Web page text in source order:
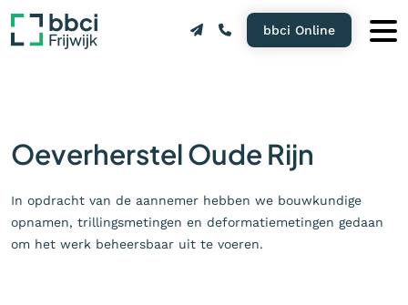
bbci Online
Oeverherstel Oude Rijn
In opdracht van de aannemer hebben we bouwkundige
opnamen, trillingsmetingen en deformatiemetingen gedaan
om het werk beheersbaar uit te voeren.